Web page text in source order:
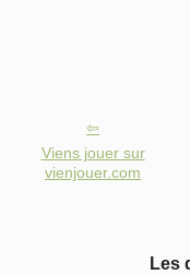
Viens jouer sur
vienjouer.com
Les